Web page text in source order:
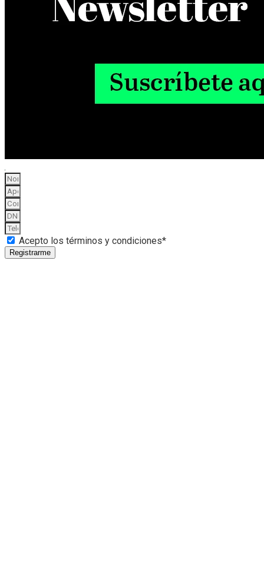
Acepto los términos y condiciones*
Registrarme